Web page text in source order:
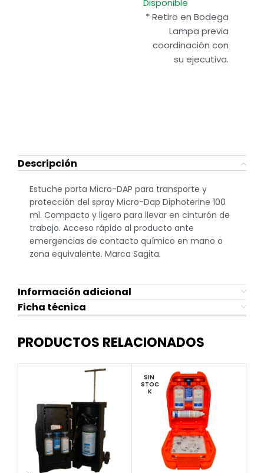
Disponible
* Retiro en Bodega
Lampa previa
coordinación con
su ejecutiva.
Descripción
Estuche porta Micro-DAP para transporte y
protección del spray Micro-Dap Diphoterine 100
ml. Compacto y ligero para llevar en cinturón de
trabajo. Acceso rápido al producto ante
emergencias de contacto químico en mano o
zona equivalente. Marca Sagita.
Información adicional
Ficha técnica
PRODUCTOS RELACIONADOS
SIN
STOC
K